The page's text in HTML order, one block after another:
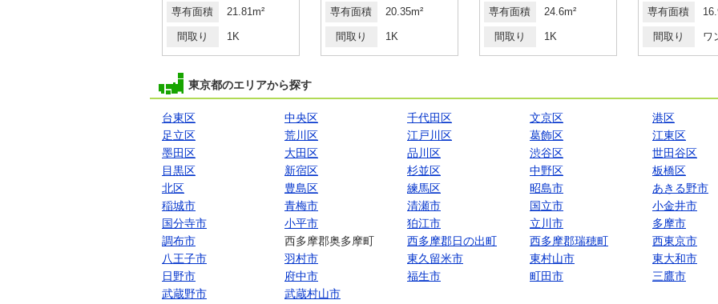
専有面積 21.81m²
間取り 1K
専有面積 20.35m²
間取り 1K
専有面積 24.6m²
間取り 1K
専有面積
間取り ワ
東京都のエリアから探す
台東区 中央区 千代田区 文京区
港区
足立区
荒川区 江戸川区 葛飾区
江東区
墨田区
大田区 品川区 渋谷区
世田谷区
目黒区
新宿区 杉並区 中野区
板橋区
北区
豊島区 練馬区 昭島市
あきる野市
稲城市
青梅市 清瀬市 国立市
小金井市
国分寺市
小平市 狛江市 立川市
多摩市
調布市
西多摩郡奥多摩町 西多摩郡日の出町 西多摩郡瑞穂町
西東京市
八王子市
羽村市 東久留米市 東村山市
東大和市
日野市
府中市 福生市 町田市
三鷹市
武蔵野市
武蔵村山市